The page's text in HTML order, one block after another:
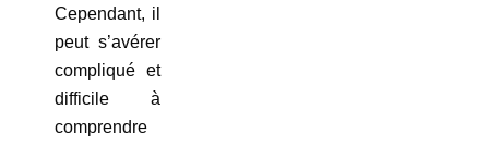
Cependant, il
peut s’avérer
compliqué et
difficile à
comprendre